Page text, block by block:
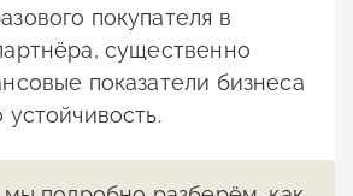
покупателя в
существенно
показатели бизнеса